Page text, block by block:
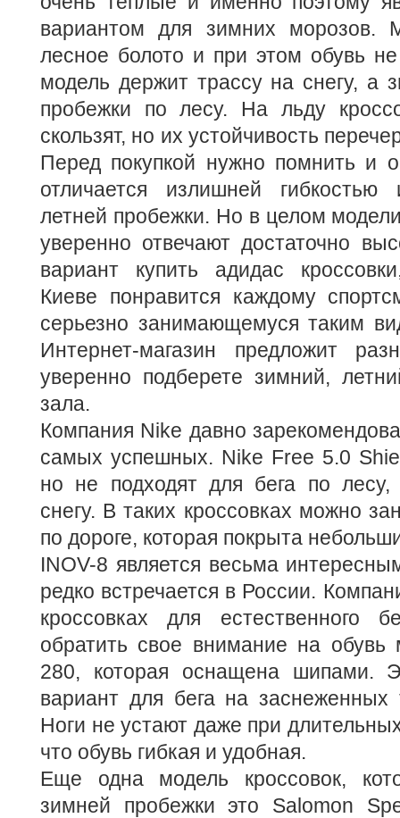
вариантом для зимних морозов.
лесное болото и при этом обувь
модель держит трассу на снегу, а
пробежки по лесу. На льду
скользят, но их устойчивость
Перед покупкой нужно помнить и
отличается излишней
летней пробежки. Но в целом
уверенно отвечают достаточно
вариант купить адидас
Киеве понравится каждому
серьезно занимающемуся таким
Интернет-магазин предложит
уверенно подберете зимний,
зала.
Компания Nike давно
самых успешных. Nike Free 5.0
но не подходят для бега по лесу,
снегу. В таких кроссовках можно
по дороге, которая покрыта
INOV-8 является весьма
редко встречается в России.
кроссовках для естественного
обратить свое внимание на
280, которая оснащена шипами.
вариант для бега на заснеженных
Ноги не устают даже при
что обувь гибкая и удобная.
Еще одна модель кроссовок,
зимней пробежки это Salomon